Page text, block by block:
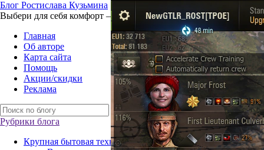
Блог Ростислава Кузьмина
Выбери для себя комфорт – технику для жизни
Главная
Об авторе
Карта сайта
Помощь
Акции/скидки
Реклама
Рубрики блога
Крупная бытовая техника